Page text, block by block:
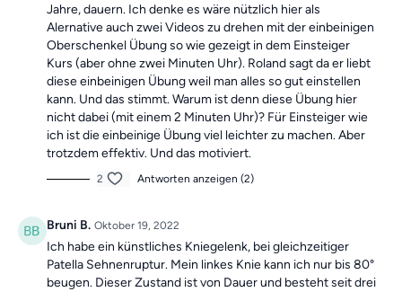
Jahre, dauern. Ich denke es wäre nützlich hier als
Alernative auch zwei Videos zu drehen mit der einbeinigen
Oberschenkel Übung so wie gezeigt in dem Einsteiger
Kurs (aber ohne zwei Minuten Uhr). Roland sagt da er liebt
diese einbeinigen Übung weil man alles so gut einstellen
kann. Und das stimmt. Warum ist denn diese Übung hier
nicht dabei (mit einem 2 Minuten Uhr)? Für Einsteiger wie
ich ist die einbeinige Übung viel leichter zu machen. Aber
trotzdem effektiv. Und das motiviert.
2 Antworten anzeigen (2)
Bruni B. Oktober 19, 2022
Ich habe ein künstliches Kniegelenk, bei gleichzeitiger
Patella Sehnenruptur. Mein linkes Knie kann ich nur bis 80°
beugen. Dieser Zustand ist von Dauer und besteht seit drei